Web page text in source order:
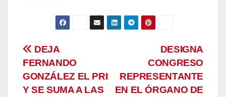
Navegación
de
DESIGNA
CONGRESO
REPRESENTANTE
EN EL ÓRGANO DE
DEJA
FERNANDO
GONZÁLEZ EL PRI
Y SE SUMA A LAS